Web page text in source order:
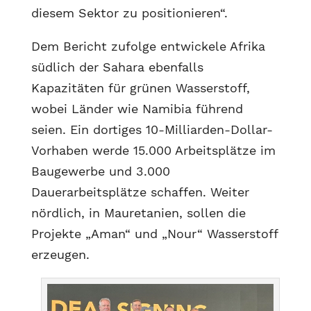
diesem Sektor zu positionieren“.
Dem Bericht zufolge entwickele Afrika
südlich der Sahara ebenfalls
Kapazitäten für grünen Wasserstoff,
wobei Länder wie Namibia führend
seien. Ein dortiges 10-Milliarden-Dollar-
Vorhaben werde 15.000 Arbeitsplätze im
Baugewerbe und 3.000
Dauerarbeitsplätze schaffen. Weiter
nördlich, in Mauretanien, sollen die
Projekte „Aman“ und „Nour“ Wasserstoff
erzeugen.